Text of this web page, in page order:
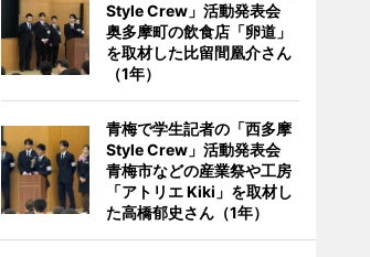
Style Crew」活動発表会
奥多摩町の飲食店「卵道」
を取材した比留間凰介さん
（1年）
青梅で学生記者の「西多摩
Style Crew」活動発表会
青梅市などの産業祭や工房
「アトリエ Kiki」を取材し
た高橋郁史さん（1年）